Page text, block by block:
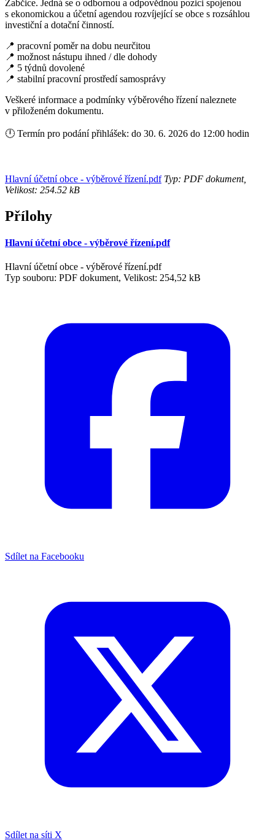
Žabčice. Jedná se o odbornou a odpovědnou pozici spojenou
s ekonomickou a účetní agendou rozvíjející se obce s rozsáhlou
investiční a dotační činností.
📍 pracovní poměr na dobu neurčitou
📍 možnost nástupu ihned / dle dohody
📍 5 týdnů dovolené
📍 stabilní pracovní prostředí samosprávy
Veškeré informace a podmínky výběrového řízení naleznete
v přiloženém dokumentu.
🕛 Termín pro podání přihlášek: do 30. 6. 2026 do 12:00 hodin
Hlavní účetní obce - výběrové řízení.pdfTyp: PDF dokument,
Velikost: 254.52 kB
Přílohy
Hlavní účetní obce - výběrové řízení.pdf
Hlavní účetní obce - výběrové řízení.pdf
Typ souboru: PDF dokument, Velikost: 254,52 kB
Sdílet na Facebooku
Sdílet na síti X